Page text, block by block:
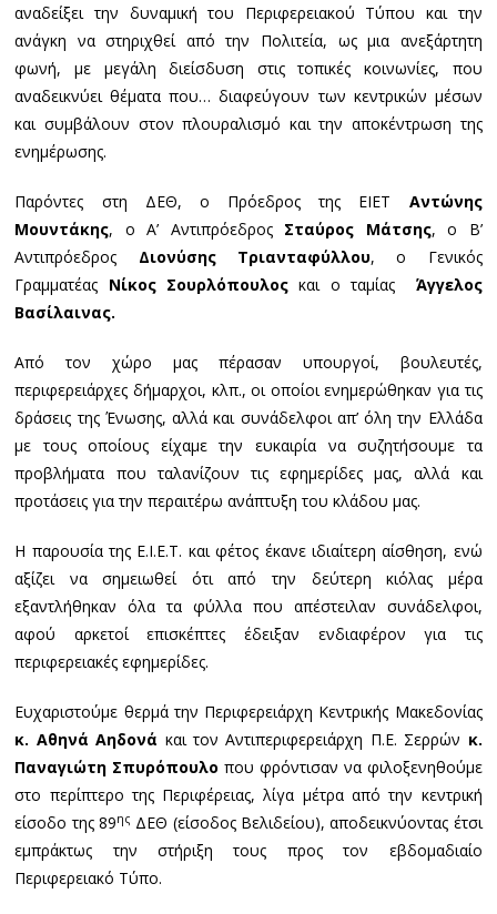
αναδείξει την δυναμική του Περιφερειακού Τύπου και την
ανάγκη να στηριχθεί από την Πολιτεία, ως μια ανεξάρτητη
φωνή, με μεγάλη διείσδυση στις τοπικές κοινωνίες, που
αναδεικνύει θέματα που… διαφεύγουν των κεντρικών μέσων
και συμβάλουν στον πλουραλισμό και την αποκέντρωση της
ενημέρωσης.
Παρόντες στη ΔΕΘ, ο Πρόεδρος της ΕΙΕΤ Αντώνης
Μουντάκης, ο Α’ Αντιπρόεδρος Σταύρος Μάτσης, ο Β’
Αντιπρόεδρος Διονύσης Τριανταφύλλου, ο Γενικός
Γραμματέας Νίκος Σουρλόπουλος και ο ταμίας Άγγελος
Βασίλαινας.
Από τον χώρο μας πέρασαν υπουργοί, βουλευτές,
περιφερειάρχες δήμαρχοι, κλπ., οι οποίοι ενημερώθηκαν για τις
δράσεις της Ένωσης, αλλά και συνάδελφοι απ’ όλη την Ελλάδα
με τους οποίους είχαμε την ευκαιρία να συζητήσουμε τα
προβλήματα που ταλανίζουν τις εφημερίδες μας, αλλά και
προτάσεις για την περαιτέρω ανάπτυξη του κλάδου μας.
Η παρουσία της Ε.Ι.Ε.Τ. και φέτος έκανε ιδιαίτερη αίσθηση, ενώ
αξίζει να σημειωθεί ότι από την δεύτερη κιόλας μέρα
εξαντλήθηκαν όλα τα φύλλα που απέστειλαν συνάδελφοι,
αφού αρκετοί επισκέπτες έδειξαν ενδιαφέρον για τις
περιφερειακές εφημερίδες.
Ευχαριστούμε θερμά την Περιφερειάρχη Κεντρικής Μακεδονίας
κ. Αθηνά Αηδονά και τον Αντιπεριφερειάρχη Π.Ε. Σερρών κ.
Παναγιώτη Σπυρόπουλοπου φρόντισαν να φιλοξενηθούμε
στο περίπτερο της Περιφέρειας, λίγα μέτρα από την κεντρική
είσοδο της 89ης ΔΕΘ (είσοδος Βελιδείου), αποδεικνύοντας έτσι
εμπράκτως την στήριξη τους προς τον εβδομαδιαίο
Περιφερειακό Τύπο.